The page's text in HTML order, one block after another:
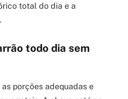
total do dia e a
todo dia sem
porções adequadas e